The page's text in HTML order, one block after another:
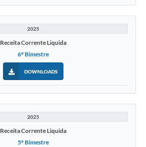
2025
Receita Corrente Liquida
6º Bimestre
DOWNLOADS
2025
Receita Corrente Liquida
5º Bimestre